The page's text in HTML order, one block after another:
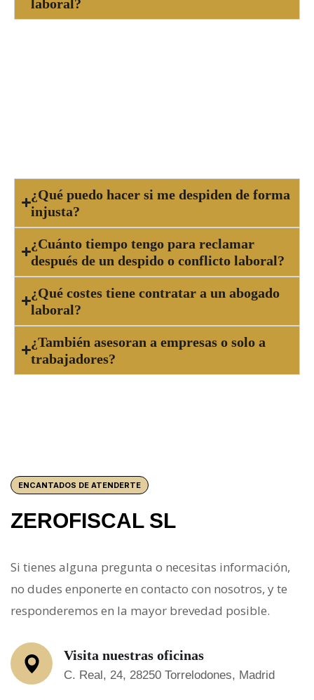
laboral?
¿Qué puedo hacer si me despiden de forma
injusta?
¿Cuánto tiempo tengo para reclamar
después de un despido o conflicto laboral?
¿Qué costes tiene contratar a un abogado
laboral?
¿También asesoran a empresas o solo a
trabajadores?
ENCANTADOS DE ATENDERTE
ZEROFISCAL SL
Si tienes alguna pregunta o necesitas información,
no dudes enponerte en contacto con nosotros, y te
responderemos en la mayor brevedad posible.
Visita nuestras oficinas
C. Real, 24, 28250 Torrelodones, Madrid